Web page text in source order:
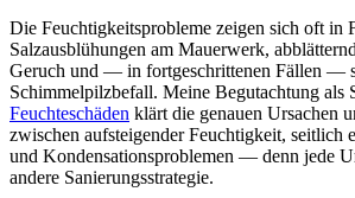
Die Feuchtigkeitsprobleme zeigen sich oft in
Salzausblühungen am Mauerwerk,
Geruch und — in fortgeschrittenen Fällen —
Schimmelpilzbefall. Meine Begutachtung als
Feuchteschäden klärt die genauen Ursachen
zwischen aufsteigender Feuchtigkeit, seitlich
und Kondensationsproblemen — denn jede
andere Sanierungsstrategie.